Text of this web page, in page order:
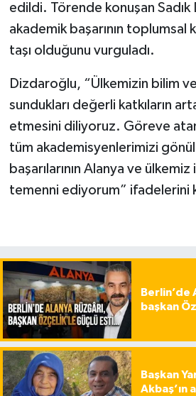
edildi. Törende konuşan
akademik başarının toplumsal
taşı olduğunu vurguladı.
Dizdaroğlu, “Ülkemizin bilim
sundukları değerli katkıların
etmesini diliyoruz. Göreve
tüm akademisyenlerimizi
başarılarının Alanya ve ülkemiz
temenni ediyorum” ifadelerini
Berlin’de
başkan
Başkan
Akbaş’ın